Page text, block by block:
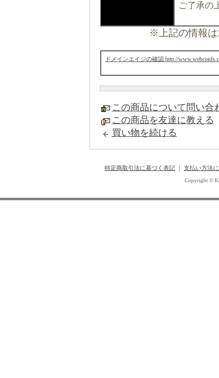
ご了承の
※上記の情報は
ドメインエイジの確認 http://
この商品について問い合
この商品を友達に教える
買い物を続ける
特定商取引法に基づく表記 支払い方法
Copyright ©